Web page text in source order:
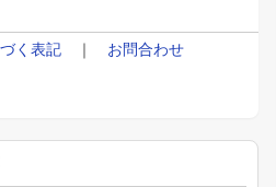
く表記 お問合わせ